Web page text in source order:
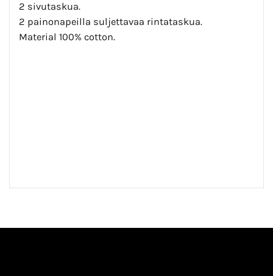
2 sivutaskua.
2 painonapeilla suljettavaa rintataskua.
Material 100% cotton.